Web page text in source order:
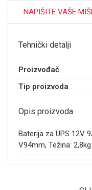
NAPIŠITE VAŠE
Tehnički detalji
Proizvođač
Tip proizvoda
Opis proizvoda
Baterija za UPS 12V
V94mm, Težina: 2,8kg